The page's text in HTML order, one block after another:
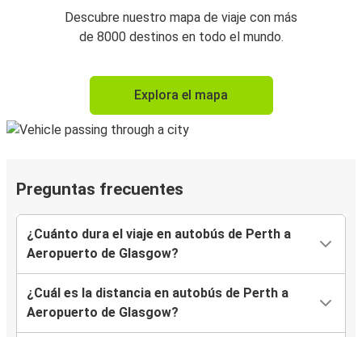
Descubre nuestro mapa de viaje con más
de 8000 destinos en todo el mundo.
Explora el mapa
Preguntas frecuentes
¿Cuánto dura el viaje en autobús de Perth a
Aeropuerto de Glasgow?
¿Cuál es la distancia en autobús de Perth a
Aeropuerto de Glasgow?